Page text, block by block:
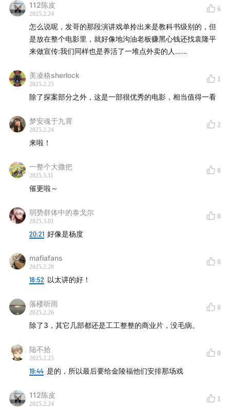
112陈皮
2025.2.24
6
怎么说呢，发哥的那段演讲戏单拎出来是教科书级别的，但
是放在整个电影里，就好像地沟油老板赚黑心钱还找袁隆平
来做宣传:我们同样也是养活了一堆点外卖的人……
美凌格sherlock
2025.2.25
1
除了探案部分之外，这是一部很优秀的电影，相当值得一看
梦安魂于九霄
2025.2.24
2
来啦！
一整个大撒把
2025.5.11
0
催更啦～
弱势群体中的泰戈尔
2025.3.01
0
20:21 好像是杨度
mafiafans
2025.2.28
0
18:52 以太讲的好！
落楼听雨
2025.2.26
0
除了3，其它几部都还是工工整整的商业片，没毛病。
陆不拾
2025.2.25
0
19:44 是的，所以最后要给金陵福他们安排那场戏
112陈皮
2025.2.24
1